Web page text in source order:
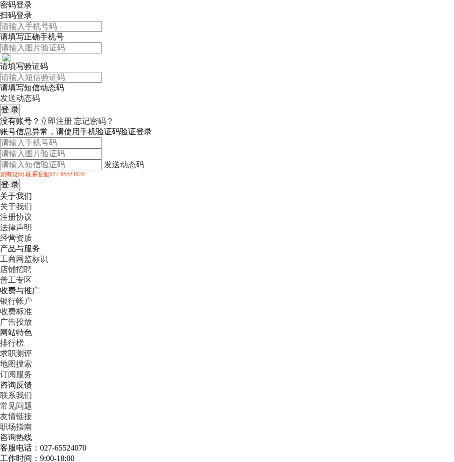
密码登录
扫码登录
请填写正确手机号
请填写验证码
请填写短信动态码
发送动态码
没有账号？ 立即注册 忘记密码？
账号信息异常，请使用手机验证码验证登录
发送动态码
如有疑问 联系客服027-65524070
关于我们
关于我们
注册协议
法律声明
经营资质
产品与服务
工商网监标识
店铺招聘
普工专区
收费与推广
银行帐户
收费标准
广告投放
网站特色
排行榜
求职测评
地图搜索
订阅服务
咨询反馈
联系我们
常见问题
友情链接
职场指南
咨询热线
客服电话：027-65524070
工作时间：9:00-18:00